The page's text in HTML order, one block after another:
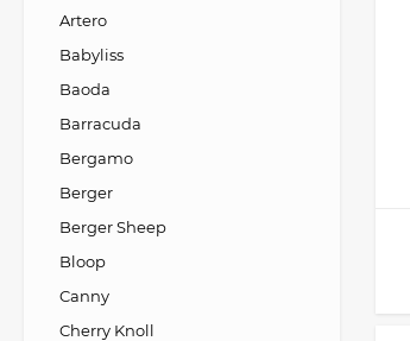
Artero
Babyliss
Baoda
Barracuda
Bergamo
Berger
Berger Sheep
Bloop
Canny
Cherry Knoll